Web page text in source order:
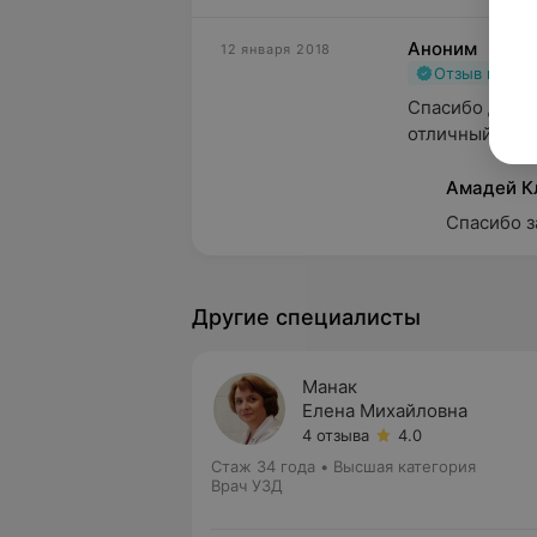
12 января 2018 Аноним
Отзыв
Спасибо
отличный
Амадей
Спасибо
Другие специалисты
Манак
Елена Михайловна
4 отзыва
4.0
Стаж 34 года • Высшая категория
Врач УЗД